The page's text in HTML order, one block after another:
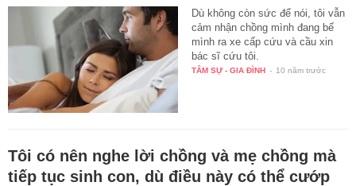
Dù không còn sức để nói, tôi vẫn
cảm nhận chồng mình đang bế
mình ra xe cấp cứu và cầu xin
bác sĩ cứu tôi.
TÂM SỰ - GIA ĐÌNH - 10 năm trước
Tôi có nên nghe lời chồng và mẹ chồng mà
tiếp tục sinh con, dù điều này có thể cướp